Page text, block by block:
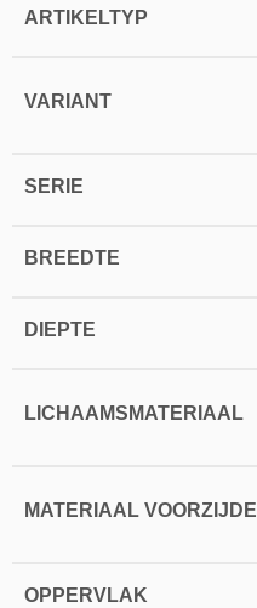
ARTIKELTYP
VARIANT
SERIE
BREEDTE
DIEPTE
LICHAAMSMATERIAAL
MATERIAAL VOORZIJDE
OPPERVLAK